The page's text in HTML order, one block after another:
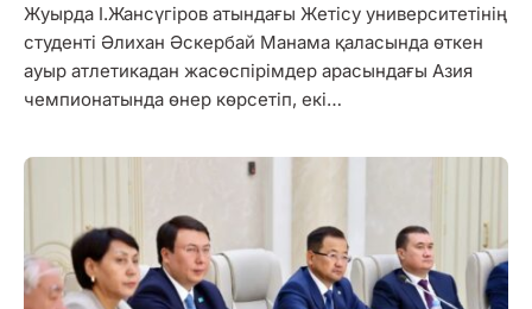
Жуырда І.Жансүгіров атындағы Жетісу университетінің
студенті Әлихан Әскербай Манама қаласында өткен
ауыр атлетикадан жасөспірімдер арасындағы Азия
чемпионатында өнер көрсетіп, екі…